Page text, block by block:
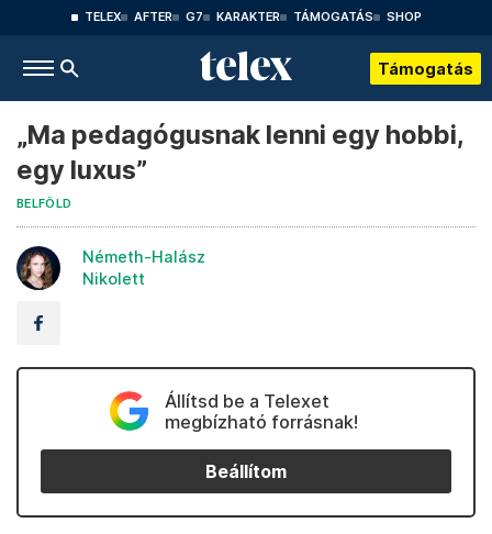
TELEX AFTER G7 KARAKTER TÁMOGATÁS SHOP
Támogatás
„Ma pedagógusnak lenni egy hobbi,
egy luxus”
BELFÖLD
Németh-Halász
Nikolett
Állítsd be a Telexet
megbízható forrásnak!
Beállítom